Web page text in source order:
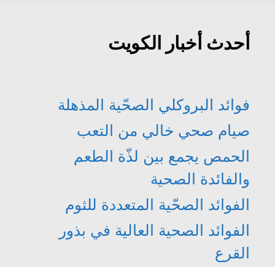
أحدث أخبار الكويت
فوائد البروكلي الصحّية المذهلة
صيام صحي خالي من التعب
الحمص يجمع بين لذّة الطعم
والفائدة الصحية
الفوائد الصحّية المتعددة للثوم
الفوائد الصحية العالية في بذور
القرع